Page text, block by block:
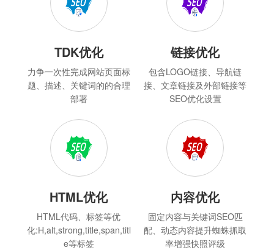
TDK优化
力争一次性完成网站页面标
题、描述、关键词的的合理
部署
链接优化
包含LOGO链接、导航链
接、文章链接及外部链接等
SEO优化设置
HTML优化
HTML代码、标签等优
化:H,alt,strong,title,span,titl
e等标签
内容优化
固定内容与关键词SEO匹
配、动态内容提升蜘蛛抓取
率增强快照评级